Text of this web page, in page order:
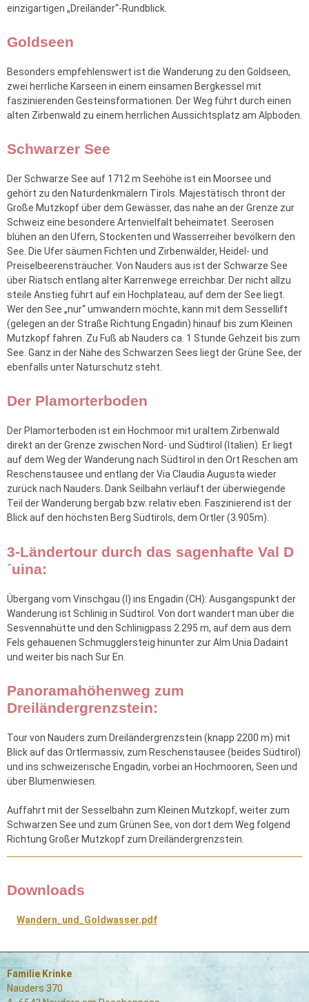
einzigartigen „Dreiländer“-Rundblick.
Goldseen
Besonders empfehlenswert ist die Wanderung zu den Goldseen,
zwei herrliche Karseen in einem einsamen Bergkessel mit
faszinierenden Gesteinsformationen. Der Weg führt durch einen
alten Zirbenwald zu einem herrlichen Aussichtsplatz am Alpboden.
Schwarzer See
Der Schwarze See auf 1712 m Seehöhe ist ein Moorsee und
gehört zu den Naturdenkmälern Tirols. Majestätisch thront der
Große Mutzkopf über dem Gewässer, das nahe an der Grenze zur
Schweiz eine besondere Artenvielfalt beheimatet. Seerosen
blühen an den Ufern, Stockenten und Wasserreiher bevölkern den
See. Die Ufer säumen Fichten und Zirbenwälder, Heidel- und
Preiselbeerensträucher. Von Nauders aus ist der Schwarze See
über Riatsch entlang alter Karrenwege erreichbar. Der nicht allzu
steile Anstieg führt auf ein Hochplateau, auf dem der See liegt.
Wer den See „nur“ umwandern möchte, kann mit dem Sessellift
(gelegen an der Straße Richtung Engadin) hinauf bis zum Kleinen
Mutzkopf fahren. Zu Fuß ab Nauders ca. 1 Stunde Gehzeit bis zum
See. Ganz in der Nähe des Schwarzen Sees liegt der Grüne See, der
ebenfalls unter Naturschutz steht.
Der Plamorterboden
Der Plamorterboden ist ein Hochmoor mit uraltem Zirbenwald
direkt an der Grenze zwischen Nord- und Südtirol (Italien). Er liegt
auf dem Weg der Wanderung nach Südtirol in den Ort Reschen am
Reschenstausee und entlang der Via Claudia Augusta wieder
zurück nach Nauders. Dank Seilbahn verläuft der überwiegende
Teil der Wanderung bergab bzw. relativ eben. Faszinierend ist der
Blick auf den höchsten Berg Südtirols, dem Ortler (3.905m).
3-Ländertour durch das sagenhafte Val D
´uina:
Übergang vom Vinschgau (I) ins Engadin (CH): Ausgangspunkt der
Wanderung ist Schlinig in Südtirol. Von dort wandert man über die
Sesvennahütte und den Schlinigpass 2.295 m, auf dem aus dem
Fels gehauenen Schmugglersteig hinunter zur Alm Unia Dadaint
und weiter bis nach Sur En.
Panoramahöhenweg zum
Dreiländergrenzstein:
Tour von Nauders zum Dreiländergrenzstein (knapp 2200 m) mit
Blick auf das Ortlermassiv, zum Reschenstausee (beides Südtirol)
und ins schweizerische Engadin, vorbei an Hochmooren, Seen und
über Blumenwiesen.
Auffahrt mit der Sesselbahn zum Kleinen Mutzkopf, weiter zum
Schwarzen See und zum Grünen See, von dort dem Weg folgend
Richtung Großer Mutzkopf zum Dreiländergrenzstein.
Downloads
Wandern_und_Goldwasser.pdf
Familie Krinke
Nauders 370